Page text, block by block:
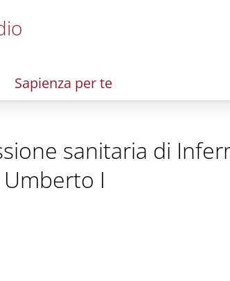
Sapienza per te
sanitaria di
I